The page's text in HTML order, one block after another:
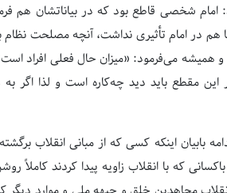
شخصی قاطع بود که در بیاناتشان هم
هم در امام تأثیری نداشت، آنچه مصلحت
و همیشه می‌فرمود: «میزان حال فعلی
این مقطع باید دید چه‌کاره است و لذا
بابیان اینکه کسی که از مبانی انقلاب
که با انقلاب زاویه پیدا کردند